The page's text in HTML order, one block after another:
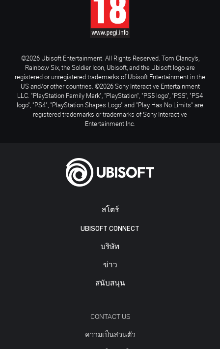
สโตร์
UBISOFT CONNECT
บริษัท
ข่าว
สนับสนุน
CONTACT US
ความเป็นส่วนตัว
©2026 Ubisoft Entertainment. All Rights Reserved. Tom Clancy’s,
Rainbow Six, the Soldier Icon, Ubisoft, and the Ubisoft logo are
registered or unregistered trademarks of Ubisoft Entertainment in the
US and/or other countries. ©2026 Sony Interactive Entertainment
LLC. "PlayStation Family Mark", "PlayStation", "PS5 logo", "PS5", "PS4
logo", "PS4", "PlayStation Shapes Logo" and "Play Has No Limits" are
registered trademarks or trademarks of Sony Interactive
Entertainment Inc.